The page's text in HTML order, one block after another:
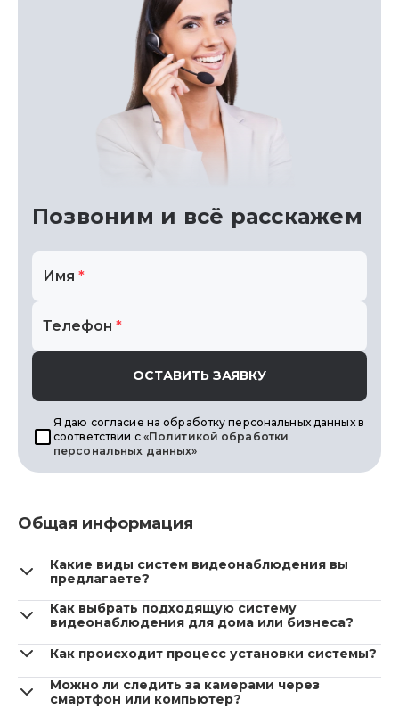
Позвоним и всё расскажем
Имя *
Телефон *
ОСТАВИТЬ ЗАЯВКУ
Я даю согласие на обработку персональных данных в
соответствии с «Политикой обработки
персональных данных»
Общая информация
Какие виды систем видеонаблюдения вы
предлагаете?
Как выбрать подходящую систему
видеонаблюдения для дома или бизнеса?
Как происходит процесс установки системы?
Можно ли следить за камерами через
смартфон или компьютер?